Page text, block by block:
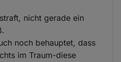
nicht gerade ein
noch behauptet, dass
im Traum-diese